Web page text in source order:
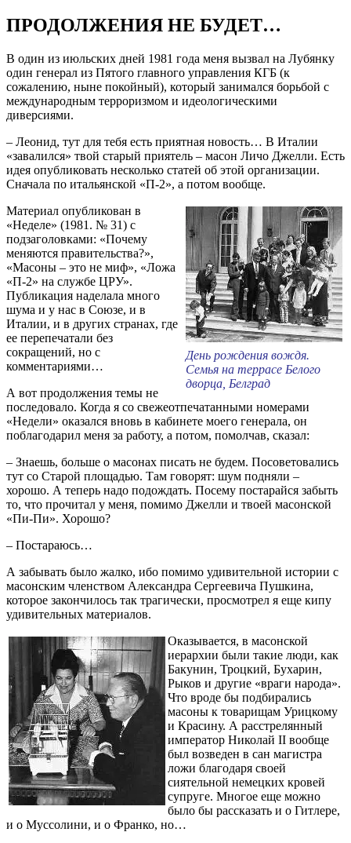
ПРОДОЛЖЕНИЯ НЕ БУДЕТ…
В один из июльских дней 1981 года меня вызвал на Лубянку
один генерал из Пятого главного управления КГБ (к
сожалению, ныне покойный), который занимался борьбой с
международным терроризмом и идеологическими
диверсиями.
– Леонид, тут для тебя есть приятная новость… В Италии
«завалился» твой старый приятель – масон Личо Джелли. Есть
идея опубликовать несколько статей об этой организации.
Сначала по итальянской «П-2», а потом вообще.
День рождения вождя.
Семья на террасе Белого
дворца, Белград
Материал опубликован в
«Неделе» (1981. № 31) с
подзаголовками: «Почему
меняются правительства?»,
«Масоны – это не миф», «Ложа
«П-2» на службе ЦРУ».
Публикация наделала много
шума и у нас в Союзе, и в
Италии, и в других странах, где
ее перепечатали без
сокращений, но с
комментариями…
А вот продолжения темы не
последовало. Когда я со свежеотпечатанными номерами
«Недели» оказался вновь в кабинете моего генерала, он
поблагодарил меня за работу, а потом, помолчав, сказал:
– Знаешь, больше о масонах писать не будем. Посоветовались
тут со Старой площадью. Там говорят: шум подняли –
хорошо. А теперь надо подождать. Посему постарайся забыть
то, что прочитал у меня, помимо Джелли и твоей масонской
«Пи-Пи». Хорошо?
– Постараюсь…
А забывать было жалко, ибо помимо удивительной истории с
масонским членством Александра Сергеевича Пушкина,
которое закончилось так трагически, просмотрел я еще кипу
удивительных материалов.
Оказывается, в масонской
иерархии были такие люди, как
Бакунин, Троцкий, Бухарин,
Рыков и другие «враги народа».
Что вроде бы подбирались
масоны к товарищам Урицкому
и Красину. А расстрелянный
император Николай II вообще
был возведен в сан магистра
ложи благодаря своей
сиятельной немецких кровей
супруге. Многое еще можно
было бы рассказать и о Гитлере,
и о Муссолини, и о Франко, но…